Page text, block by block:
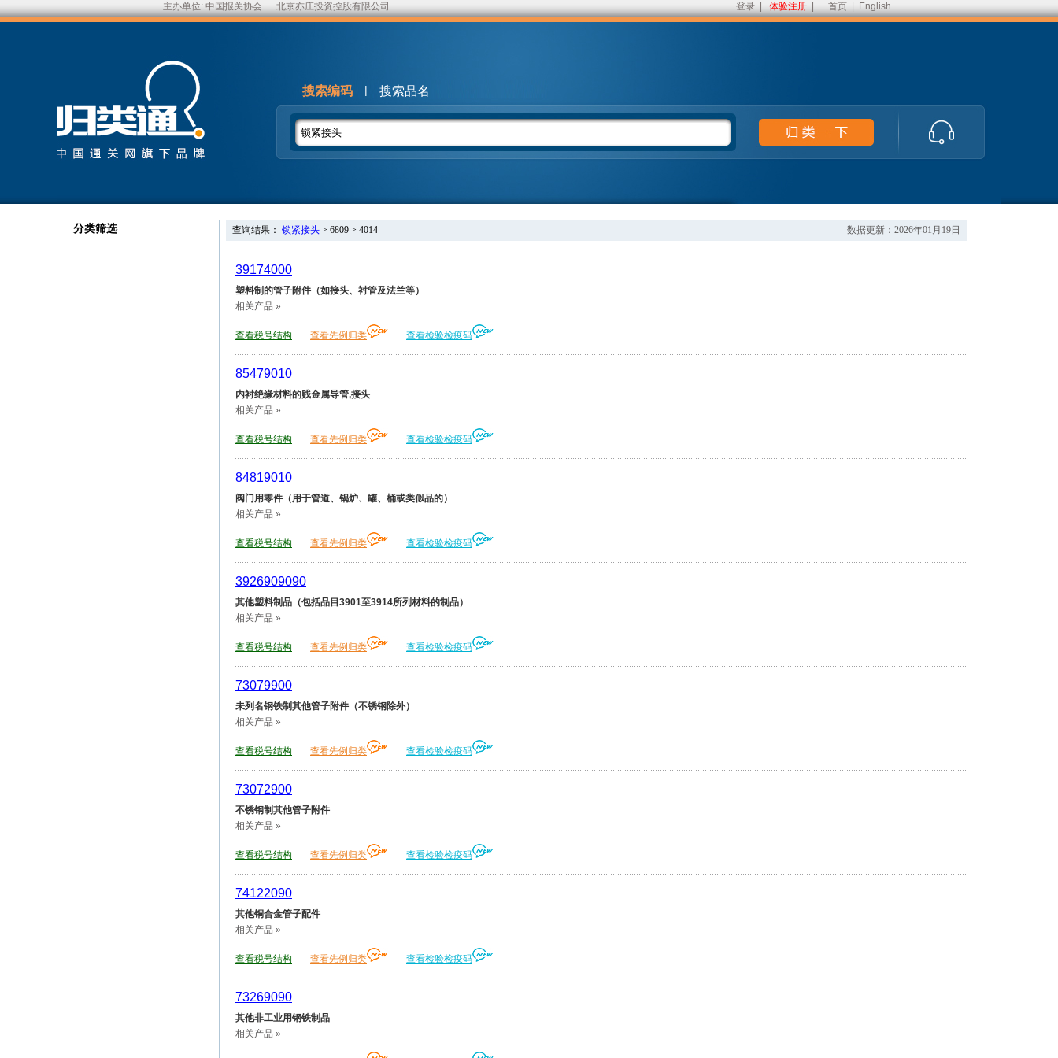
主办单位: 中国报关协会 北京亦庄投资控股有限公司 登录 体验注册 首页 English
搜索编码 | 搜索品名
分类筛选 查询结果： 锁紧接头 > 6809 > 4014 数据更新：2026年01月19日
39174000
塑料制的管子附件（如接头、衬管及法兰等）
相关产品 »
查看税号结构 查看先例归类 查看检验检疫码
85479010
内衬绝缘材料的贱金属导管,接头
相关产品 »
查看税号结构 查看先例归类 查看检验检疫码
84819010
阀门用零件（用于管道、锅炉、罐、桶或类似品的）
相关产品 »
查看税号结构 查看先例归类 查看检验检疫码
3926909090
其他塑料制品（包括品目3901至3914所列材料的制品）
相关产品 »
查看税号结构 查看先例归类 查看检验检疫码
73079900
未列名钢铁制其他管子附件（不锈钢除外）
相关产品 »
查看税号结构 查看先例归类 查看检验检疫码
73072900
不锈钢制其他管子附件
相关产品 »
查看税号结构 查看先例归类 查看检验检疫码
74122090
其他铜合金管子配件
相关产品 »
查看税号结构 查看先例归类 查看检验检疫码
73269090
其他非工业用钢铁制品
相关产品 »